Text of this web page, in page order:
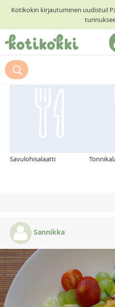
Kotikokin kirjautuminen uudistui!
ETUSIVU
RESEPTIHAKU
Suosittelemme myös
Savulohisalaatti
Sannikka